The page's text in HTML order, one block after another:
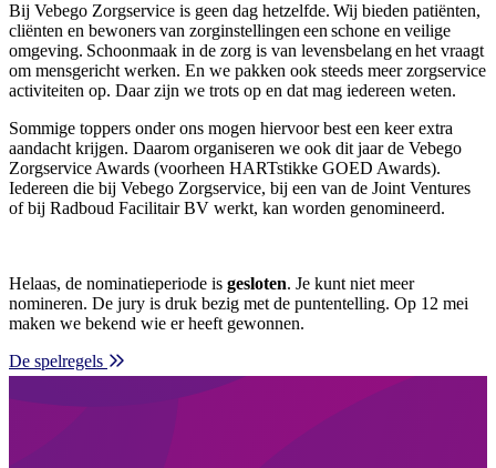
Bij Vebego Zorgservice is geen dag hetzelfde. Wij bieden patiënten,
cliënten en bewoners van zorginstellingen een schone en veilige
omgeving. Schoonmaak in de zorg is van levensbelang en het vraagt
om mensgericht werken. En we pakken ook steeds meer zorgservice
activiteiten op. Daar zijn we trots op en dat mag iedereen weten.
Sommige toppers onder ons mogen hiervoor best een keer extra
aandacht krijgen. Daarom organiseren we ook dit jaar de Vebego
Zorgservice Awards (voorheen HARTstikke GOED Awards).
Iedereen die bij Vebego Zorgservice, bij een van de Joint Ventures
of bij Radboud Facilitair BV werkt, kan worden genomineerd.
Helaas, de nominatieperiode is gesloten. Je kunt niet meer
nomineren. De jury is druk bezig met de puntentelling. Op 12 mei
maken we bekend wie er heeft gewonnen.
De spelregels